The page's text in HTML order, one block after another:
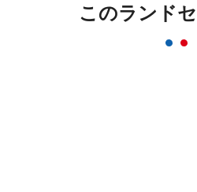
一般的な反射材はシルバーカ
ピカッは素材の上に特殊加工
このランド